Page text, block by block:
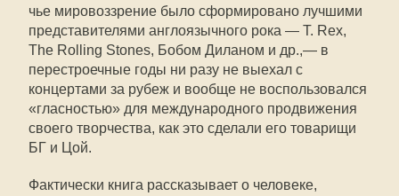
чье мировоззрение было сформировано лучшими
представителями англоязычного рока — T. Rex,
The Rolling Stones, Бобом Диланом и др.,— в
перестроечные годы ни разу не выехал с
концертами за рубеж и вообще не воспользовался
«гласностью» для международного продвижения
своего творчества, как это сделали его товарищи
БГ и Цой.
Фактически книга рассказывает о человеке,